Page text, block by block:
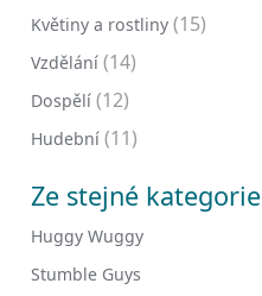
Květiny a rostliny (15)
Vzdělání (14)
Dospělí (12)
Hudební (11)
Ze stejné kategorie
Huggy Wuggy
Stumble Guys